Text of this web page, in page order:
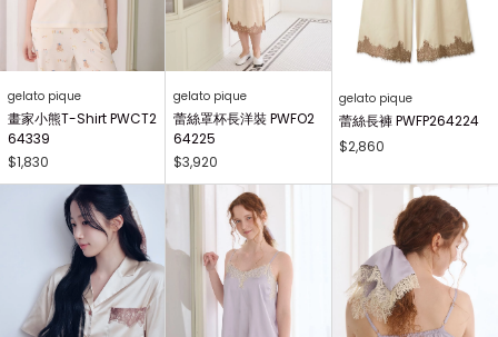
gelato pique
畫家小熊T-Shirt PWCT2
64339
$1,830
gelato pique
蕾絲罩杯長洋裝 PWFO2
64225
$3,920
gelato pique
蕾絲長褲 PWFP264224
$2,860